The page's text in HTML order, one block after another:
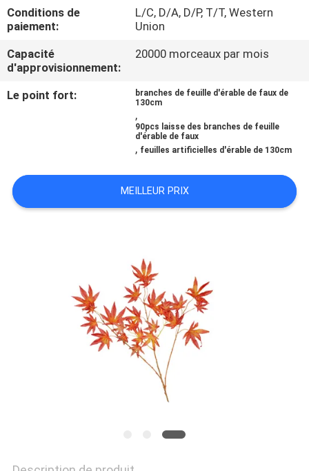
CONTRÔLE
QUALITÉ
CONTACTEZ-
LES
POLITIQUE
Conditions de
paiement:
L/C, D/A, D/P, T/T, Western
Union
Capacité
d'approvisionnement:
20000 morceaux par mois
Le point fort:
branches de feuille d'érable de faux de
130cm
,
90pcs laisse des branches de feuille
d'érable de faux
, feuilles artificielles d'érable de 130cm
MEILLEUR PRIX